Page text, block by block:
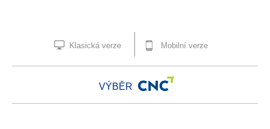
Klasická verze Mobilní verze
VÝBĚR